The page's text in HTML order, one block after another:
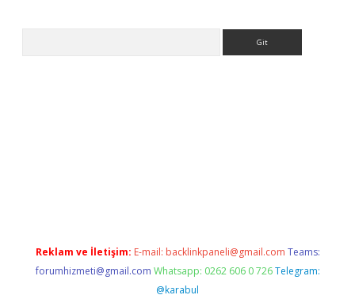
Reklam ve İletişim: E-mail: backlinkpaneli@gmail.com Teams:
forumhizmeti@gmail.com Whatsapp: 0262 606 0 726 Telegram:
@karabul